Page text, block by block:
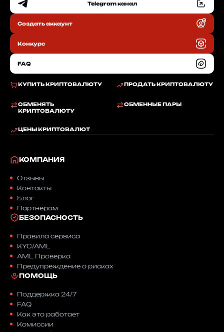
КУПИТЬ КРИПТОВАЛЮТУ ПРОДАТЬ КРИПТОВАЛЮТУ
ОБМЕНЯТЬ
КРИПТОВАЛЮТУ
ОБМЕННЫЕ ПАРЫ
ЦЕНЫ КРИПТОВАЛЮТ
EN Telegram канал
Создать аккаунт
Конкурс
FAQ
КОМПАНИЯ
Отзывы
Контакты
Блог
Партнерам
БЕЗОПАСНОСТЬ
Правила сервиса
KYC/AML
AML Проверка
Предупреждение о рисках
ПОМОЩЬ
Поддержка 24/7
FAQ
Как это работает
Комиссии